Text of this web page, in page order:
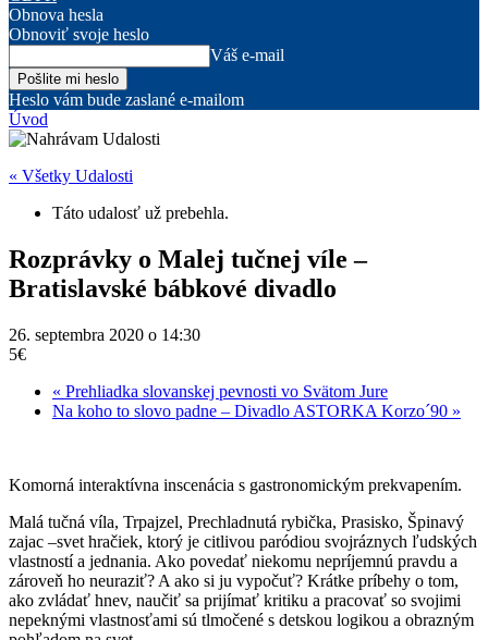
Obnova hesla
Obnoviť svoje heslo
Váš e-mail
Heslo vám bude zaslané e-mailom
Úvod
« Všetky Udalosti
Táto udalosť už prebehla.
Rozprávky o Malej tučnej víle –
Bratislavské bábkové divadlo
26. septembra 2020 o 14:30
5€
« Prehliadka slovanskej pevnosti vo Svätom Jure
Na koho to slovo padne – Divadlo ASTORKA Korzo´90 »
Komorná interaktívna inscenácia s gastronomickým prekvapením.
Malá tučná víla, Trpajzel, Prechladnutá rybička, Prasisko, Špinavý
zajac –svet hračiek, ktorý je citlivou paródiou svojráznych ľudských
vlastností a jednania. Ako povedať niekomu nepríjemnú pravdu a
zároveň ho neuraziť? A ako si ju vypočuť? Krátke príbehy o tom,
ako zvládať hnev, naučiť sa prijímať kritiku a pracovať so svojimi
nepeknými vlastnosťami sú tlmočené s detskou logikou a obrazným